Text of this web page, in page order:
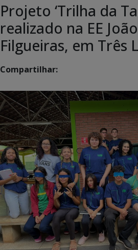
Projeto ‘Trilha da
realizado na EE
Filgueiras, em Três
Compartilhar: